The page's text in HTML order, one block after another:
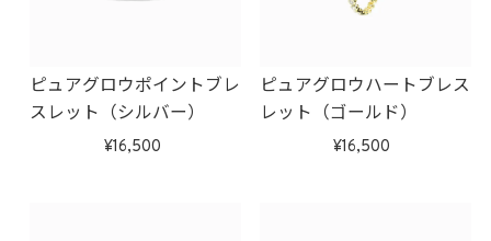
ピュアグロウポイントブレ
スレット（シルバー）
16,500
ピュアグロウハートブレス
レット（ゴールド）
16,500